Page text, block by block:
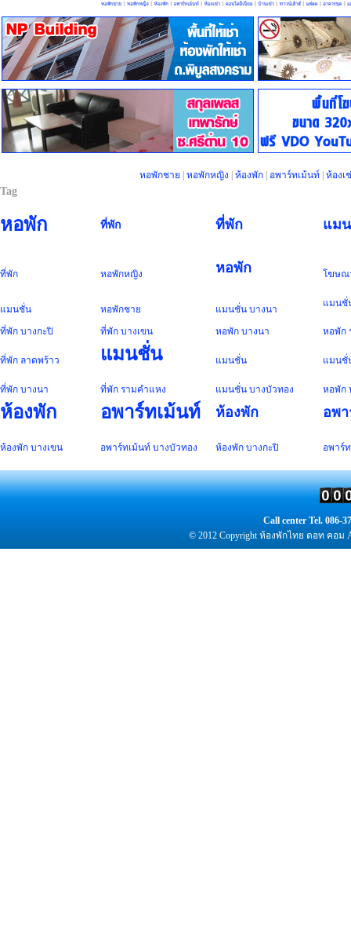
หอพักชาย |หอพักหญิง |ห้องพัก อพาร์ทเม้นท์ |ห้องเ
Tag
หอพัก ที่พัก ที่พัก แม
ที่พัก หอพักหญิง หอพัก โฆษณ
แมนชั่น หอพักชาย แมนชั่น บางนา
แมนชั่
ที่พัก บางกะปิ ที่พัก บางเขน หอพัก บางนา หอพัก
ที่พัก ลาดพร้าว แมนชั่น แมนชั่น แมนชั่
ที่พัก บางนา ที่พัก รามคำแหง แมนชั่น บางบัวทอง หอพัก
ห้องพัก อพาร์ทเม้นท์ ห้องพัก อพ
ห้องพัก บางเขน อพาร์ทเม้นท์ บางบัวทอง ห้องพัก บางกะปิ อพาร์
Call center Tel. 086-
© 2012 Copyright ห้องพักไทย ดอท คอม